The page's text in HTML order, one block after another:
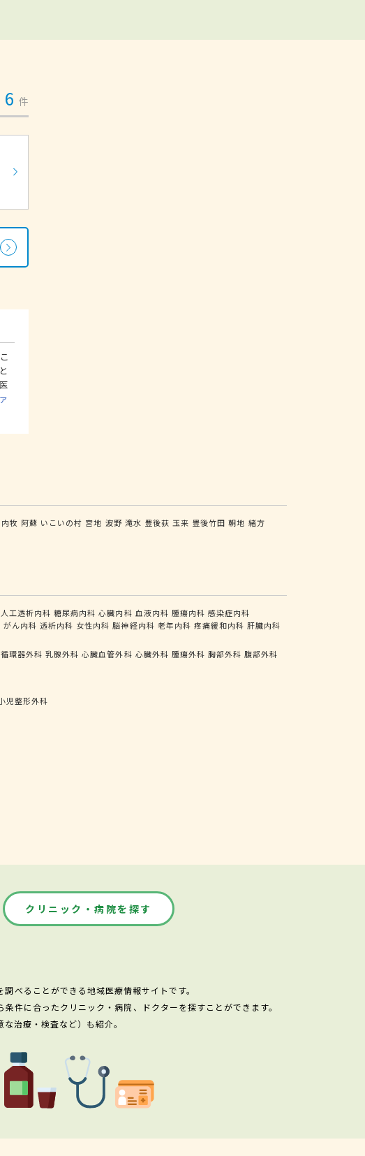
6 件
内牧 阿蘇 いこいの村 宮地 波野 滝水 豊後荻 玉来 豊後竹田 朝地 緒方
人工透析内科 糖尿病内科 心臓内科 血液内科 腫瘍内科 感染症内科
がん内科 透析内科 女性内科 脳神経内科 老年内科 疼痛緩和内科 肝臓内科
循環器外科 乳腺外科 心臓血管外科 心臓外科 腫瘍外科 胸部外科 腹部外科
児整形外科
クリニック・病院を探す
べることができる地域医療情報サイトです。
件に合ったクリニック・病院、ドクターを探すことができます。
治療・検査など）も紹介。